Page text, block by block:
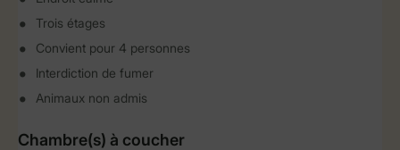
Trois étages
Convient pour 4 personnes
Interdiction de fumer
Animaux non admis
Chambre(s) à coucher